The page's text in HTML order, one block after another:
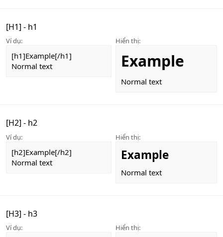
[H1] - h1
Ví dụ:
[h1]Example[/h1]
Normal text
Hiển thị:
Example
Normal text
[H2] - h2
Ví dụ:
[h2]Example[/h2]
Normal text
Hiển thị:
Example
Normal text
[H3] - h3
Ví dụ: Hiển thị: